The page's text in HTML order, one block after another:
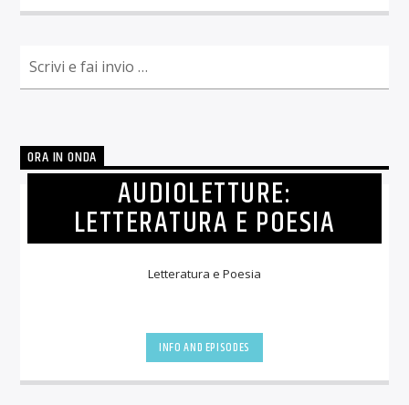
ORA IN ONDA
AUDIOLETTURE:
LETTERATURA E POESIA
Letteratura e Poesia
INFO AND EPISODES